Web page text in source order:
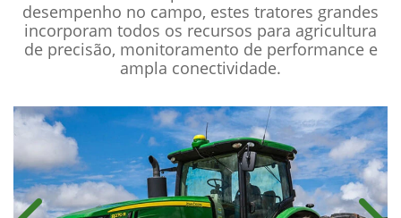
desempenho no campo, estes tratores grandes
incorporam todos os recursos para agricultura
de precisão, monitoramento de performance e
ampla conectividade.